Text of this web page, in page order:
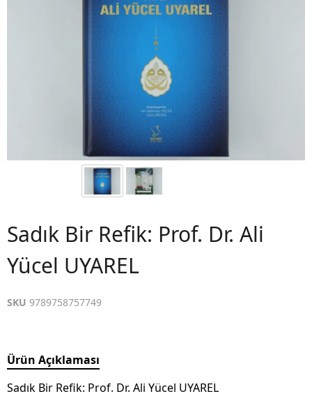
Sadık Bir Refik: Prof. Dr. Ali
Yücel UYAREL
SKU 9789758757749
Ürün Açıklaması
Sadık Bir Refik: Prof. Dr. Ali Yücel UYAREL